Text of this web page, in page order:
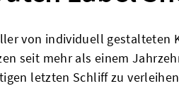
von individuell gestalteten
seit mehr als einem
letzten Schliff zu